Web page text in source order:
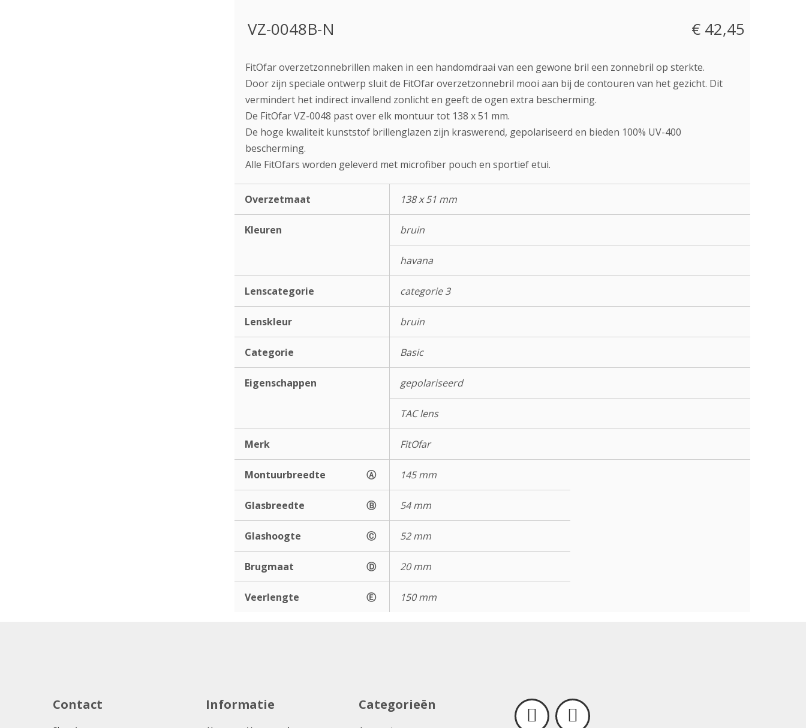
VZ-0048B-N € 42,45
FitOfar overzetzonnebrillen maken in een handomdraai van een gewone bril een zonnebril op sterkte.
Door zijn speciale ontwerp sluit de FitOfar overzetzonnebril mooi aan bij de contouren van het gezicht. Dit
vermindert het indirect invallend zonlicht en geeft de ogen extra bescherming.
De FitOfar VZ-0048 past over elk montuur tot 138 x 51 mm.
De hoge kwaliteit kunststof brillenglazen zijn kraswerend, gepolariseerd en bieden 100% UV-400
bescherming.
Alle FitOfars worden geleverd met microfiber pouch en sportief etui.
Overzetmaat 138 x 51 mm
Kleuren bruin
havana
Lenscategorie categorie 3
Lenskleur bruin
Categorie Basic
Eigenschappen gepolariseerd
TAC lens
Merk FitOfar
Montuurbreedte Ⓐ 145 mm
Glasbreedte Ⓑ 54 mm
Glashoogte Ⓒ 52 mm
Brugmaat Ⓓ 20 mm
Veerlengte Ⓔ 150 mm
Contact Informatie Categorieën